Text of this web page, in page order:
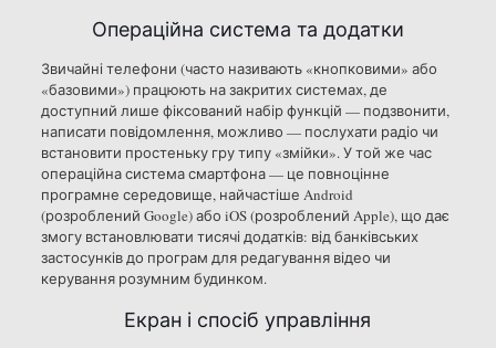
Операційна система та додатки
Звичайні телефони (часто називають «кнопковими» або
«базовими») працюють на закритих системах, де
доступний лише фіксований набір функцій — подзвонити,
написати повідомлення, можливо — послухати радіо чи
встановити простеньку гру типу «змійки». У той же час
операційна система смартфона — це повноцінне
програмне середовище, найчастіше Android
(розроблений Google) або iOS (розроблений Apple), що дає
змогу встановлювати тисячі додатків: від банківських
застосунків до програм для редагування відео чи
керування розумним будинком.
Екран і спосіб управління